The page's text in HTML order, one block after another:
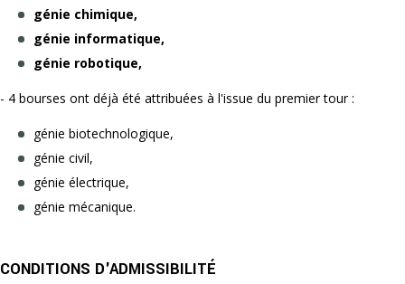
génie chimique,
génie informatique,
génie robotique,
- 4 bourses ont déjà été attribuées à l'issue du premier tour :
génie biotechnologique,
génie civil,
génie électrique,
génie mécanique.
CONDITIONS D'ADMISSIBILITÉ